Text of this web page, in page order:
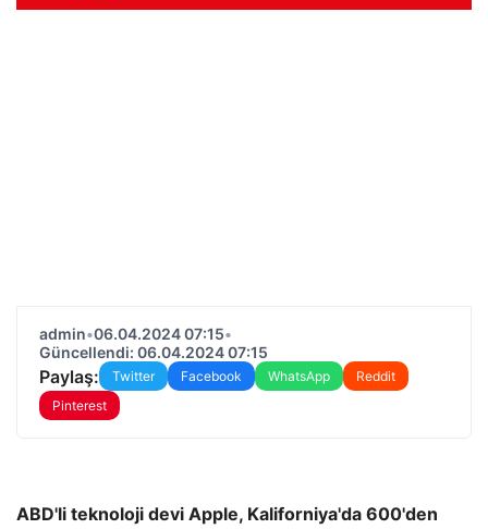
admin•06.04.2024 07:15•
Güncellendi: 06.04.2024 07:15
Paylaş: Twitter Facebook WhatsApp
Reddit
Pinterest
ABD'li teknoloji devi Apple, Kaliforniya'da 600'den